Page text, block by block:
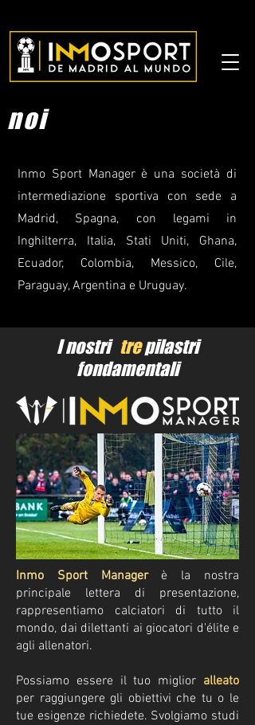
noi
Inmo Sport Manager è una società di
intermediazione sportiva con sede a
Madrid, Spagna, con legami in
Inghilterra, Italia, Stati Uniti, Ghana,
Ecuador, Colombia, Messico, Cile,
Paraguay, Argentina e Uruguay.
I nostri trepilastri
fondamentali
Inmo Sport Managerè la nostra
principale lettera di presentazione,
rappresentiamo calciatori di tutto il
mondo, dai dilettanti ai giocatori d'élite e
agli allenatori.
Possiamo essere il tuo miglior alleato
per raggiungere gli obiettivi che tu o le
tue esigenze richiedete. Svolgiamo studi